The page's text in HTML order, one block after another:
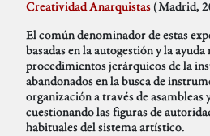
Creatividad Anarquistas (Madrid,
El común denominador de estas
basadas en la autogestión y la
procedimientos jerárquicos de la
abandonados en la busca de
organización a través de asambleas
cuestionando las figuras de
habituales del sistema artístico.